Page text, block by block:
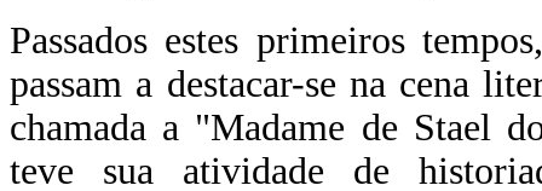
Passados estes primeiros
passam a destacar-se na cena
chamada a "Madame de Stael
teve sua atividade de